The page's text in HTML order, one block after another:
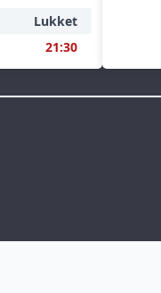
Lukket
21:30